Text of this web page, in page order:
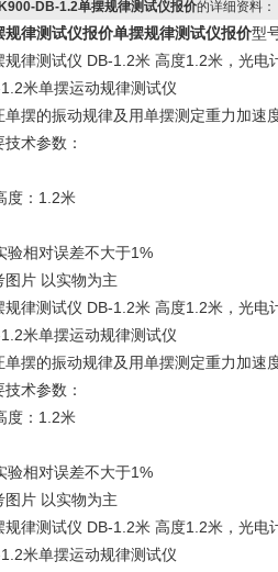
DB-1.2单摆规律测试仪报价的详细资料：
规律测试仪报价单摆规律测试仪报价型
规律测试仪 DB-1.2米 高度1.2米，光电
米单摆运动规律测试仪
单摆的振动规律及用单摆测定重力加速
技术参数：
度：1.2米
验相对误差不大于1%
图片 以实物为主
规律测试仪 DB-1.2米 高度1.2米，光电
米单摆运动规律测试仪
单摆的振动规律及用单摆测定重力加速
技术参数：
度：1.2米
验相对误差不大于1%
图片 以实物为主
规律测试仪 DB-1.2米 高度1.2米，光电
米单摆运动规律测试仪